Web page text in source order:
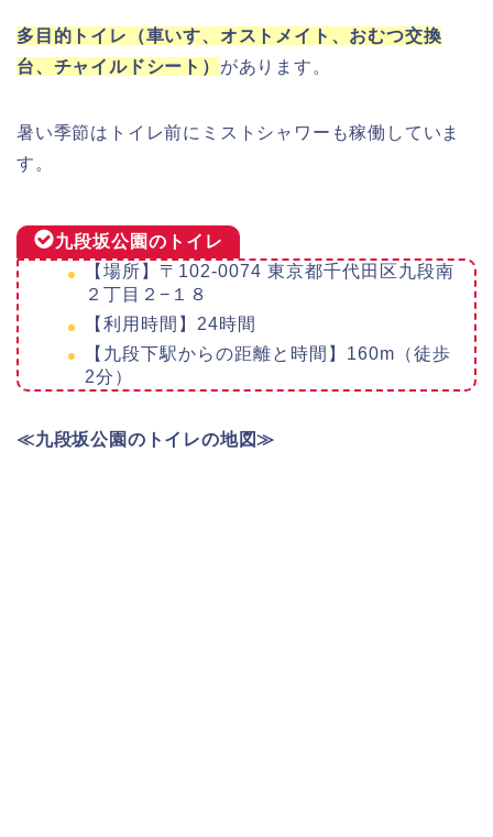
多目的トイレ（車いす、オストメイト、おむつ交換
台、チャイルドシート） があります。
暑い季節はトイレ前にミストシャワーも稼働していま
す。
九段坂公園のトイレ
【場所】〒102-0074 東京都千代田区九段南
２丁目２−１８
【利用時間】24時間
【九段下駅からの距離と時間】160m（徒歩
2分）
≪九段坂公園のトイレの地図≫